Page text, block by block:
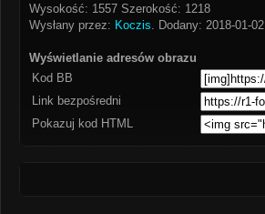
Wysokość: 1557 Szerokość: 1218
Wysłany przez: Koczis. Dodany: 2018-01-02
Wyświetlanie adresów obrazu
Kod BB
Link bezpośredni
Pokazuj kod HTML